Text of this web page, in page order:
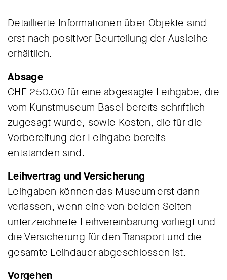
Detaillierte Informationen über Objekte sind
erst nach positiver Beurteilung der Ausleihe
erhältlich.
Absage
CHF 250.00 für eine abgesagte Leihgabe, die
vom Kunstmuseum Basel bereits schriftlich
zugesagt wurde, sowie Kosten, die für die
Vorbereitung der Leihgabe bereits
entstanden sind.
Leihvertrag und Versicherung
Leihgaben können das Museum erst dann
verlassen, wenn eine von beiden Seiten
unterzeichnete Leihvereinbarung vorliegt und
die Versicherung für den Transport und die
gesamte Leihdauer abgeschlossen ist.
Vorgehen